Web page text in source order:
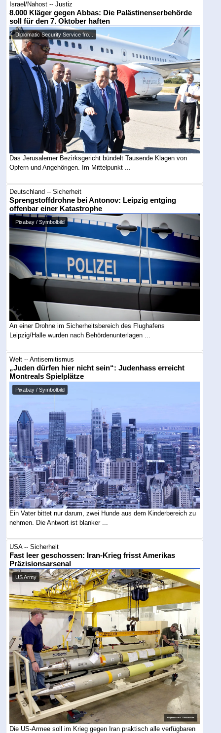
Israel/Nahost -- Justiz
8.000 Kläger gegen Abbas: Die Palästinenserbehörde
soll für den 7. Oktober haften
Diplomatic Security Service fro...
Das Jerusalemer Bezirksgericht bündelt Tausende Klagen von
Opfern und Angehörigen. Im Mittelpunkt ...
Deutschland -- Sicherheit
Sprengstoffdrohne bei Antonov: Leipzig entging
offenbar einer Katastrophe
Pixabay / Symbolbild
An einer Drohne im Sicherheitsbereich des Flughafens
Leipzig/Halle wurden nach Behördenunterlagen ...
Welt -- Antisemitismus
„Juden dürfen hier nicht sein“: Judenhass erreicht
Montreals Spielplätze
Pixabay / Symbolbild
Ein Vater bittet nur darum, zwei Hunde aus dem Kinderbereich zu
nehmen. Die Antwort ist blanker ...
USA -- Sicherheit
Fast leer geschossen: Iran-Krieg frisst Amerikas
Präzisionsarsenal
US Army
Die US-Armee soll im Krieg gegen Iran praktisch alle verfügbaren